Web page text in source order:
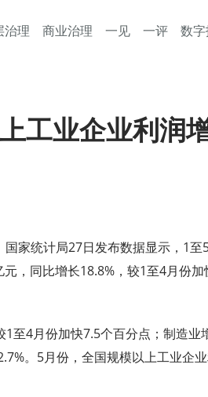
治理 商业治理 一见 一评 数
工业企业利润
家统计局27日发布数据显示，1至
，同比增长18.8%，较1至4月份加
4月份加快7.5个百分点；制造业
。5月份，全国规模以上工业企